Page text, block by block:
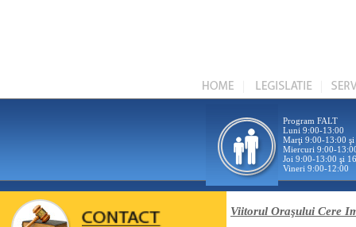
Program FALT
Luni 9:00-13:00
Marţi 9:00-13:00
Miercuri 9:00-
Joi 9:00-13:00 şi
Vineri 9:00-12:00
Viitorul Oraşului Cere